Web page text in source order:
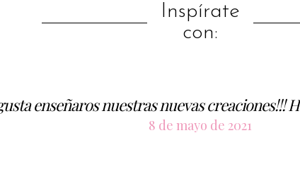
Inspírate
con:
enseñaros nuestras nuevas creaciones!!!
8 de mayo de 2021